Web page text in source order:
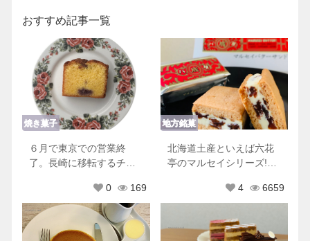
おすすめ記事一覧
焼き菓子
６月で東京での営業終
了。長崎に移転するチリ
0
169
地方銘菓
北海道土産といえば六花
亭のマルセイシリーズ!他
4
6659